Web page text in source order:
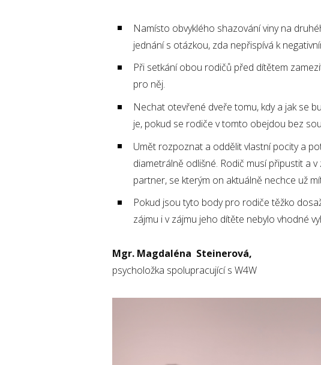
Namísto obvyklého shazování viny na
jednání s otázkou, zda nepřispívá k
Při setkání obou rodičů před dítětem
pro něj.
Nechat otevřené dveře tomu, kdy a jak se
je, pokud se rodiče v tomto obejdou bez
Umět rozpoznat a oddělit vlastní pocity a
diametrálně odlišné. Rodič musí připustit a
partner, se kterým on aktuálně nechce už
Pokud jsou tyto body pro rodiče těžko
zájmu i v zájmu jeho dítěte nebylo vhodné
Mgr. Magdaléna Steinerová,
psycholožka spolupracující s W4W